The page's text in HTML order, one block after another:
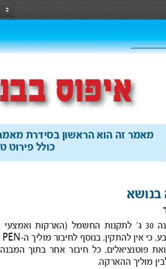
איפוס
בסידרת
בנושא
30 ג’ לתקנות החשמל )הארקות ואמצעי
בנוסף -
PEN
פוטנציאלים,
ההארקה.